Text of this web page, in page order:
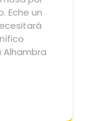
Eche un
Alhambra